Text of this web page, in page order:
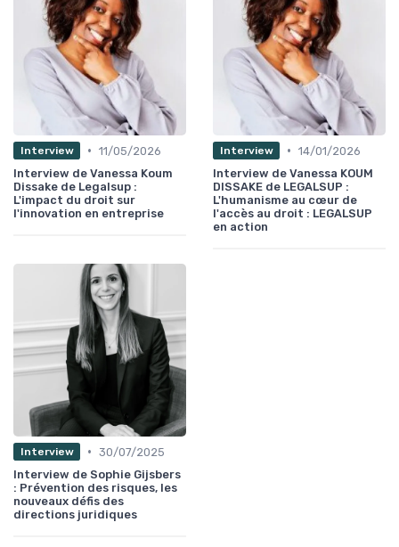
Interview • 11/05/2026
Interview de Vanessa Koum
Dissake de Legalsup :
L'impact du droit sur
l'innovation en entreprise
Interview • 14/01/2026
Interview de Vanessa KOUM
DISSAKE de LEGALSUP :
L'humanisme au cœur de
l'accès au droit : LEGALSUP
en action
Interview • 30/07/2025
Interview de Sophie Gijsbers
: Prévention des risques, les
nouveaux défis des
directions juridiques